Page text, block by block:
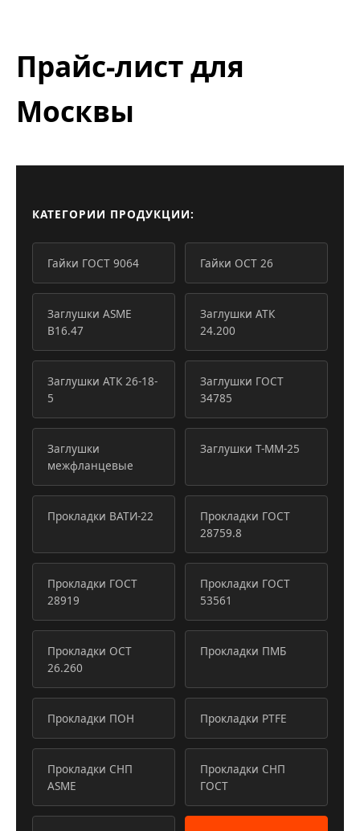
Прайс-лист для
Москвы
КАТЕГОРИИ ПРОДУКЦИИ:
Гайки ГОСТ 9064 Гайки ОСТ 26
Заглушки ASME
B16.47
Заглушки АТК
24.200
Заглушки АТК 26-18-
5
Заглушки ГОСТ
34785
Заглушки
межфланцевые
Заглушки Т-ММ-25
Прокладки ВАТИ-22
Прокладки ГОСТ
28759.8
Прокладки ГОСТ
28919
Прокладки ГОСТ
53561
Прокладки ОСТ
26.260
Прокладки ПМБ
Прокладки ПОН Прокладки PTFE
Прокладки СНП
ASME
Прокладки СНП
ГОСТ